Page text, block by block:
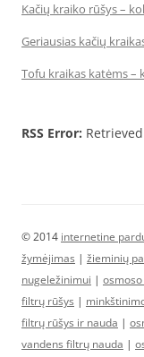
Kačių kraiko rūšys –
Geriausias kačių
Tofu kraikas katėms –
RSS Error:
© 2014 internetine
žymėjimas | žieminių
nugeležinimui |
filtrų rūšys |
filtrų rūšys ir nauda |
vandens filtrų nauda |